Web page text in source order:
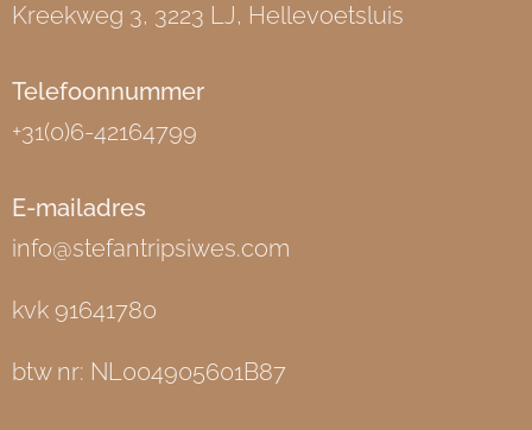
Kreekweg 3, 3223 LJ, Hellevoetsluis
Telefoonnummer
+31(0)6-42164799
E-mailadres
info@stefantripsiwes.com
kvk 91641780
btw nr: NL004905601B87